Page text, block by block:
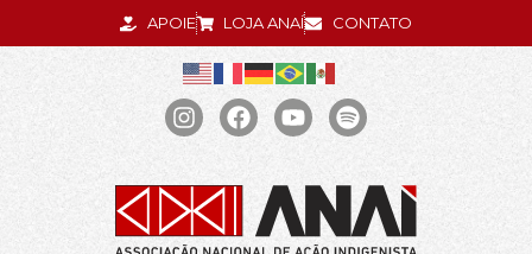
APOIE LOJA ANAÍ CONTATO